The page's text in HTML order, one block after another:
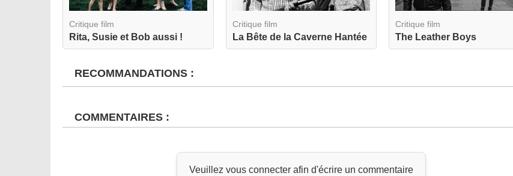
Critique film
Rita, Susie et Bob aussi !
Critique film
La Bête de la Caverne Hantée
Critique film
The Leather Boys
RECOMMANDATIONS :
COMMENTAIRES :
Veuillez vous connecter afin d'écrire un commentaire